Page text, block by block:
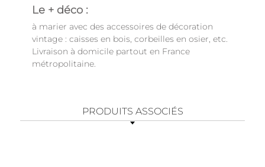
Le + déco :
à marier avec des accessoires de décoration
vintage : caisses en bois, corbeilles en osier, etc.
Livraison à domicile partout en France
métropolitaine.
PRODUITS ASSOCIÉS